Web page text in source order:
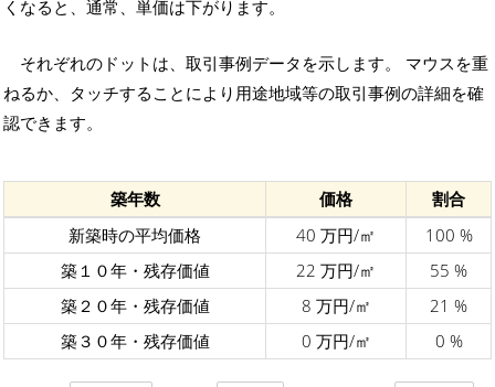
くなると、通常、単価は下がります。
それぞれのドットは、取引事例データを示します。 マウスを重
ねるか、タッチすることにより用途地域等の取引事例の詳細を確
認できます。
築年数 価格
割合
新築時の平均価格
40 万円/㎡
100 %
築１０年・残存価値
22 万円/㎡
55 %
築２０年・残存価値
8 万円/㎡
21 %
築３０年・残存価値
0 万円/㎡ 0 %